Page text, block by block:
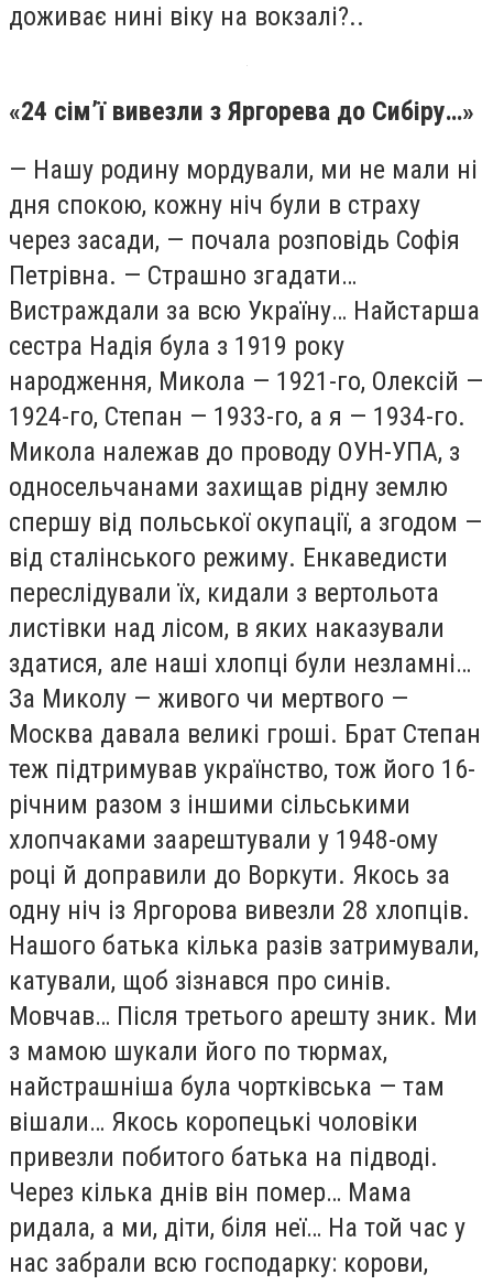
доживає нині віку на вокзалі?..
«24 сім’ї вивезли з Яргорева до Сибіру…»
— Нашу родину мордували, ми не мали ні
дня спокою, кожну ніч були в страху
через засади, — почала розповідь Софія
Петрівна. — Страшно згадати…
Вистраждали за всю Україну… Найстарша
сестра Надія була з 1919 року
народження, Микола — 1921-го, Олексій —
1924-го, Степан — 1933-го, а я — 1934-го.
Микола належав до проводу ОУН-УПА, з
односельчанами захищав рідну землю
спершу від польської окупації, а згодом —
від сталінського режиму. Енкаведисти
переслідували їх, кидали з вертольота
листівки над лісом, в яких наказували
здатися, але наші хлопці були незламні…
За Миколу — живого чи мертвого —
Москва давала великі гроші. Брат Степан
теж підтримував українство, тож його 16-
річним разом з іншими сільськими
хлопчаками заарештували у 1948-ому
році й доправили до Воркути. Якось за
одну ніч із Яргорова вивезли 28 хлопців.
Нашого батька кілька разів затримували,
катували, щоб зізнався про синів.
Мовчав… Після третього арешту зник. Ми
з мамою шукали його по тюрмах,
найстрашніша була чортківська — там
вішали… Якось коропецькі чоловіки
привезли побитого батька на підводі.
Через кілька днів він помер… Мама
ридала, а ми, діти, біля неї… На той час у
нас забрали всю господарку: корови,